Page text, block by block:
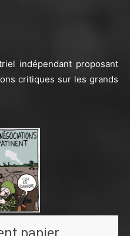
indépendant proposant
critiques sur les grands